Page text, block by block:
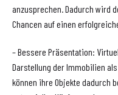
anzusprechen. Dadurch wird
Chancen auf einen
– Bessere Präsentation:
Darstellung der Immobilien
können ihre Objekte dadurch